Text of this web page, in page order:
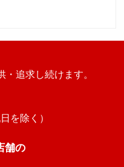
追求し続けます。
を除く）
舗の